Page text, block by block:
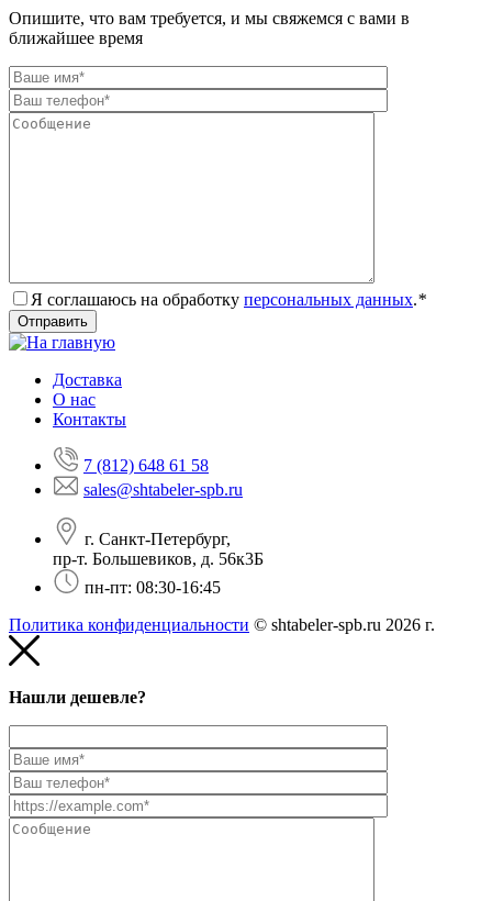
Опишите, что вам требуется, и мы свяжемся с вами в
ближайшее время
Я соглашаюсь на обработку персональных данных.*
Доставка
О нас
Контакты
7 (812) 648 61 58
sales@shtabeler-spb.ru
г. Санкт-Петербург,
пр-т. Большевиков, д. 56к3Б
пн-пт: 08:30-16:45
Политика конфиденциальности © shtabeler-spb.ru 2026 г.
Нашли дешевле?